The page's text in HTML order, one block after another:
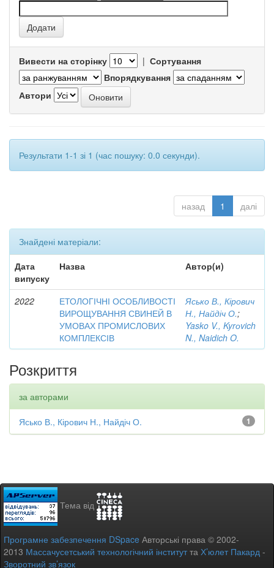
Вивести на сторінку | Сортування
Впорядкування
Автори
Результати 1-1 зі 1 (час пошуку: 0.0 секунди).
назад 1 далі
Знайдені матеріали:
Дата
випуску
Назва Автор(и)
2022
ЕТОЛОГІЧНІ ОСОБЛИВОСТІ
ВИРОЩУВАННЯ СВИНЕЙ В
УМОВАХ ПРОМИСЛОВИХ
КОМПЛЕКСІВ
Ясько В., Кірович
Н., Найдіч О.;
Yasko V., Kyrоvich
N., Naidich O.
Розкриття
за авторами
1
Ясько В., Кірович Н., Найдіч О.
Тема від
Програмне забезпечення DSpace Авторські права © 2002-
2013 Массачусетський технологічний інститутта Х’юлет Пакард -
Зворотний зв’язок